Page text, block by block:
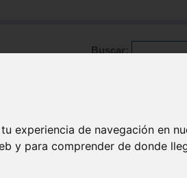
experiencia de navegación en
y para comprender de donde
Buscar: